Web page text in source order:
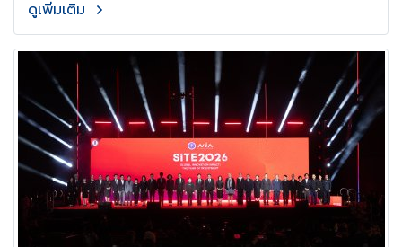
ดูเพิ่มเติม